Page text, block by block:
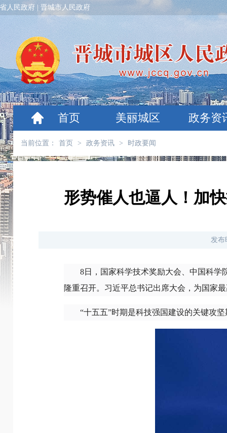
人民政府 晋城市人民政府
首页 美丽城区 政务资
当前位置： 首页 > 政务资讯 > 时政要闻
形势催人也逼人！加
发布
8日，国家科学技术奖励大会、中国科
隆重召开。习近平总书记出席大会，为国家
“十五五”时期是科技强国建设的关键攻